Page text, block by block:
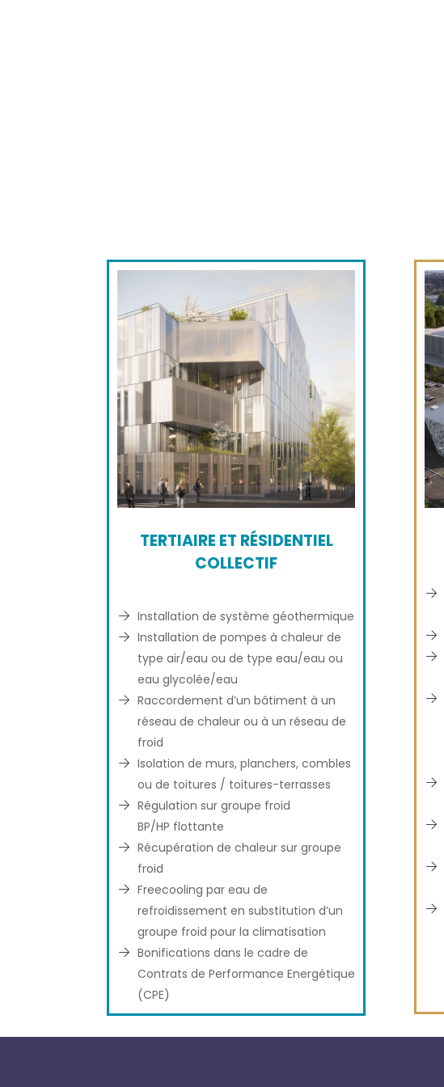
TERTIAIRE ET RÉSIDENTIEL
COLLECTIF
Installation de système géothermique
Installation de pompes à chaleur de
type air/eau ou de type eau/eau ou
eau glycolée/eau
Raccordement d’un bâtiment à un
réseau de chaleur ou à un réseau de
froid
Isolation de murs, planchers, combles
ou de toitures / toitures-terrasses
Régulation sur groupe froid
BP/HP flottante
Récupération de chaleur sur groupe
froid
Freecooling par eau de
refroidissement en substitution d’un
groupe froid pour la climatisation
Bonifications dans le cadre de
Contrats de Performance Energétique
(CPE)